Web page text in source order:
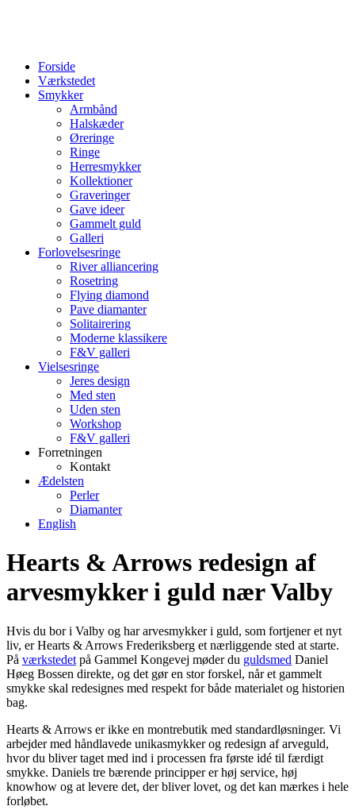
Forside
Værkstedet
Smykker
Armbånd
Halskæder
Øreringe
Ringe
Herresmykker
Kollektioner
Graveringer
Gave ideer
Gammelt guld
Galleri
Forlovelsesringe
River alliancering
Rosetring
Flying diamond
Pave diamanter
Solitairering
Moderne klassikere
F&V galleri
Vielsesringe
Jeres design
Med sten
Uden sten
Workshop
F&V galleri
Forretningen
Kontakt
Ædelsten
Perler
Diamanter
English
Hearts & Arrows redesign af
arvesmykker i guld nær Valby
Hvis du bor i Valby og har arvesmykker i guld, som fortjener et nyt
liv, er Hearts & Arrows Frederiksberg et nærliggende sted at starte.
På værkstedet på Gammel Kongevej møder du guldsmed Daniel
Høeg Bossen direkte, og det gør en stor forskel, når et gammelt
smykke skal redesignes med respekt for både materialet og historien
bag.
Hearts & Arrows er ikke en montrebutik med standardløsninger. Vi
arbejder med håndlavede unikasmykker og redesign af arveguld,
hvor du bliver taget med ind i processen fra første idé til færdigt
smykke. Daniels tre bærende principper er høj service, høj
knowhow og at levere det, der bliver lovet, og det kan mærkes i hele
forløbet.